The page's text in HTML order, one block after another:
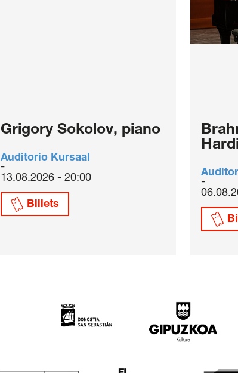
Grigory Sokolov, piano
Auditorio Kursaal
13.08.2026 - 20:00
Billets